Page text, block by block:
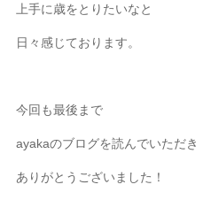
上手に歳をとりたいなと
日々感じております。
今回も最後まで
ayakaのブログを読んでいただき
ありがとうございました！